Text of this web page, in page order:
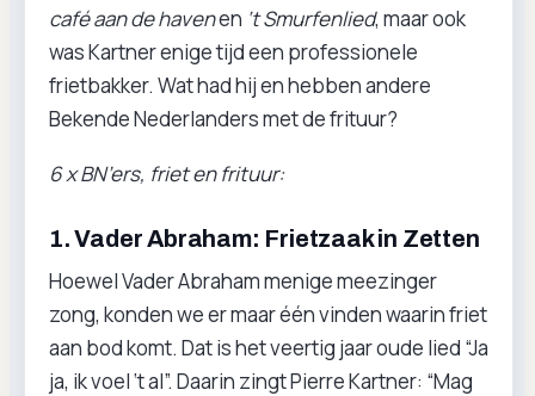
café aan de havenen ‘t Smurfenlied, maar ook
was Kartner enige tijd een professionele
frietbakker. Wat had hij en hebben andere
Bekende Nederlanders met de frituur?
6 x BN’ers, friet en frituur:
1. Vader Abraham: Frietzaak in Zetten
Hoewel Vader Abraham menige meezinger
zong, konden we er maar één vinden waarin friet
aan bod komt. Dat is het veertig jaar oude lied “Ja
ja, ik voel ‘t al”. Daarin zingt Pierre Kartner: “Mag